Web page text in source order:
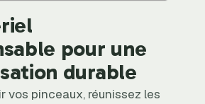
pour une
durable
vos pinceaux, réunissez les